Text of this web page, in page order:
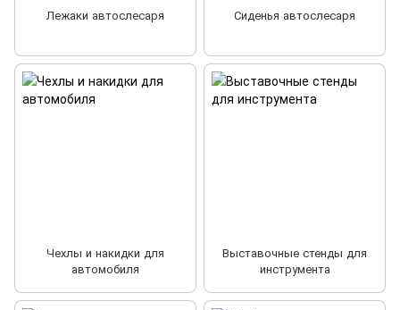
Лежаки автослесаря Сиденья автослесаря
Чехлы и накидки для
автомобиля
Выставочные стенды для
инструмента